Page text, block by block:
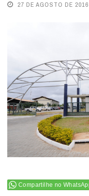
27 DE AGOSTO DE 2016
Compartilhe no